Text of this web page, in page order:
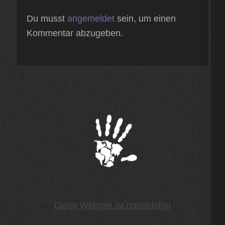
Du musst angemeldet sein, um einen
Kommentar abzugeben.
Diese Website ist handelsfrei